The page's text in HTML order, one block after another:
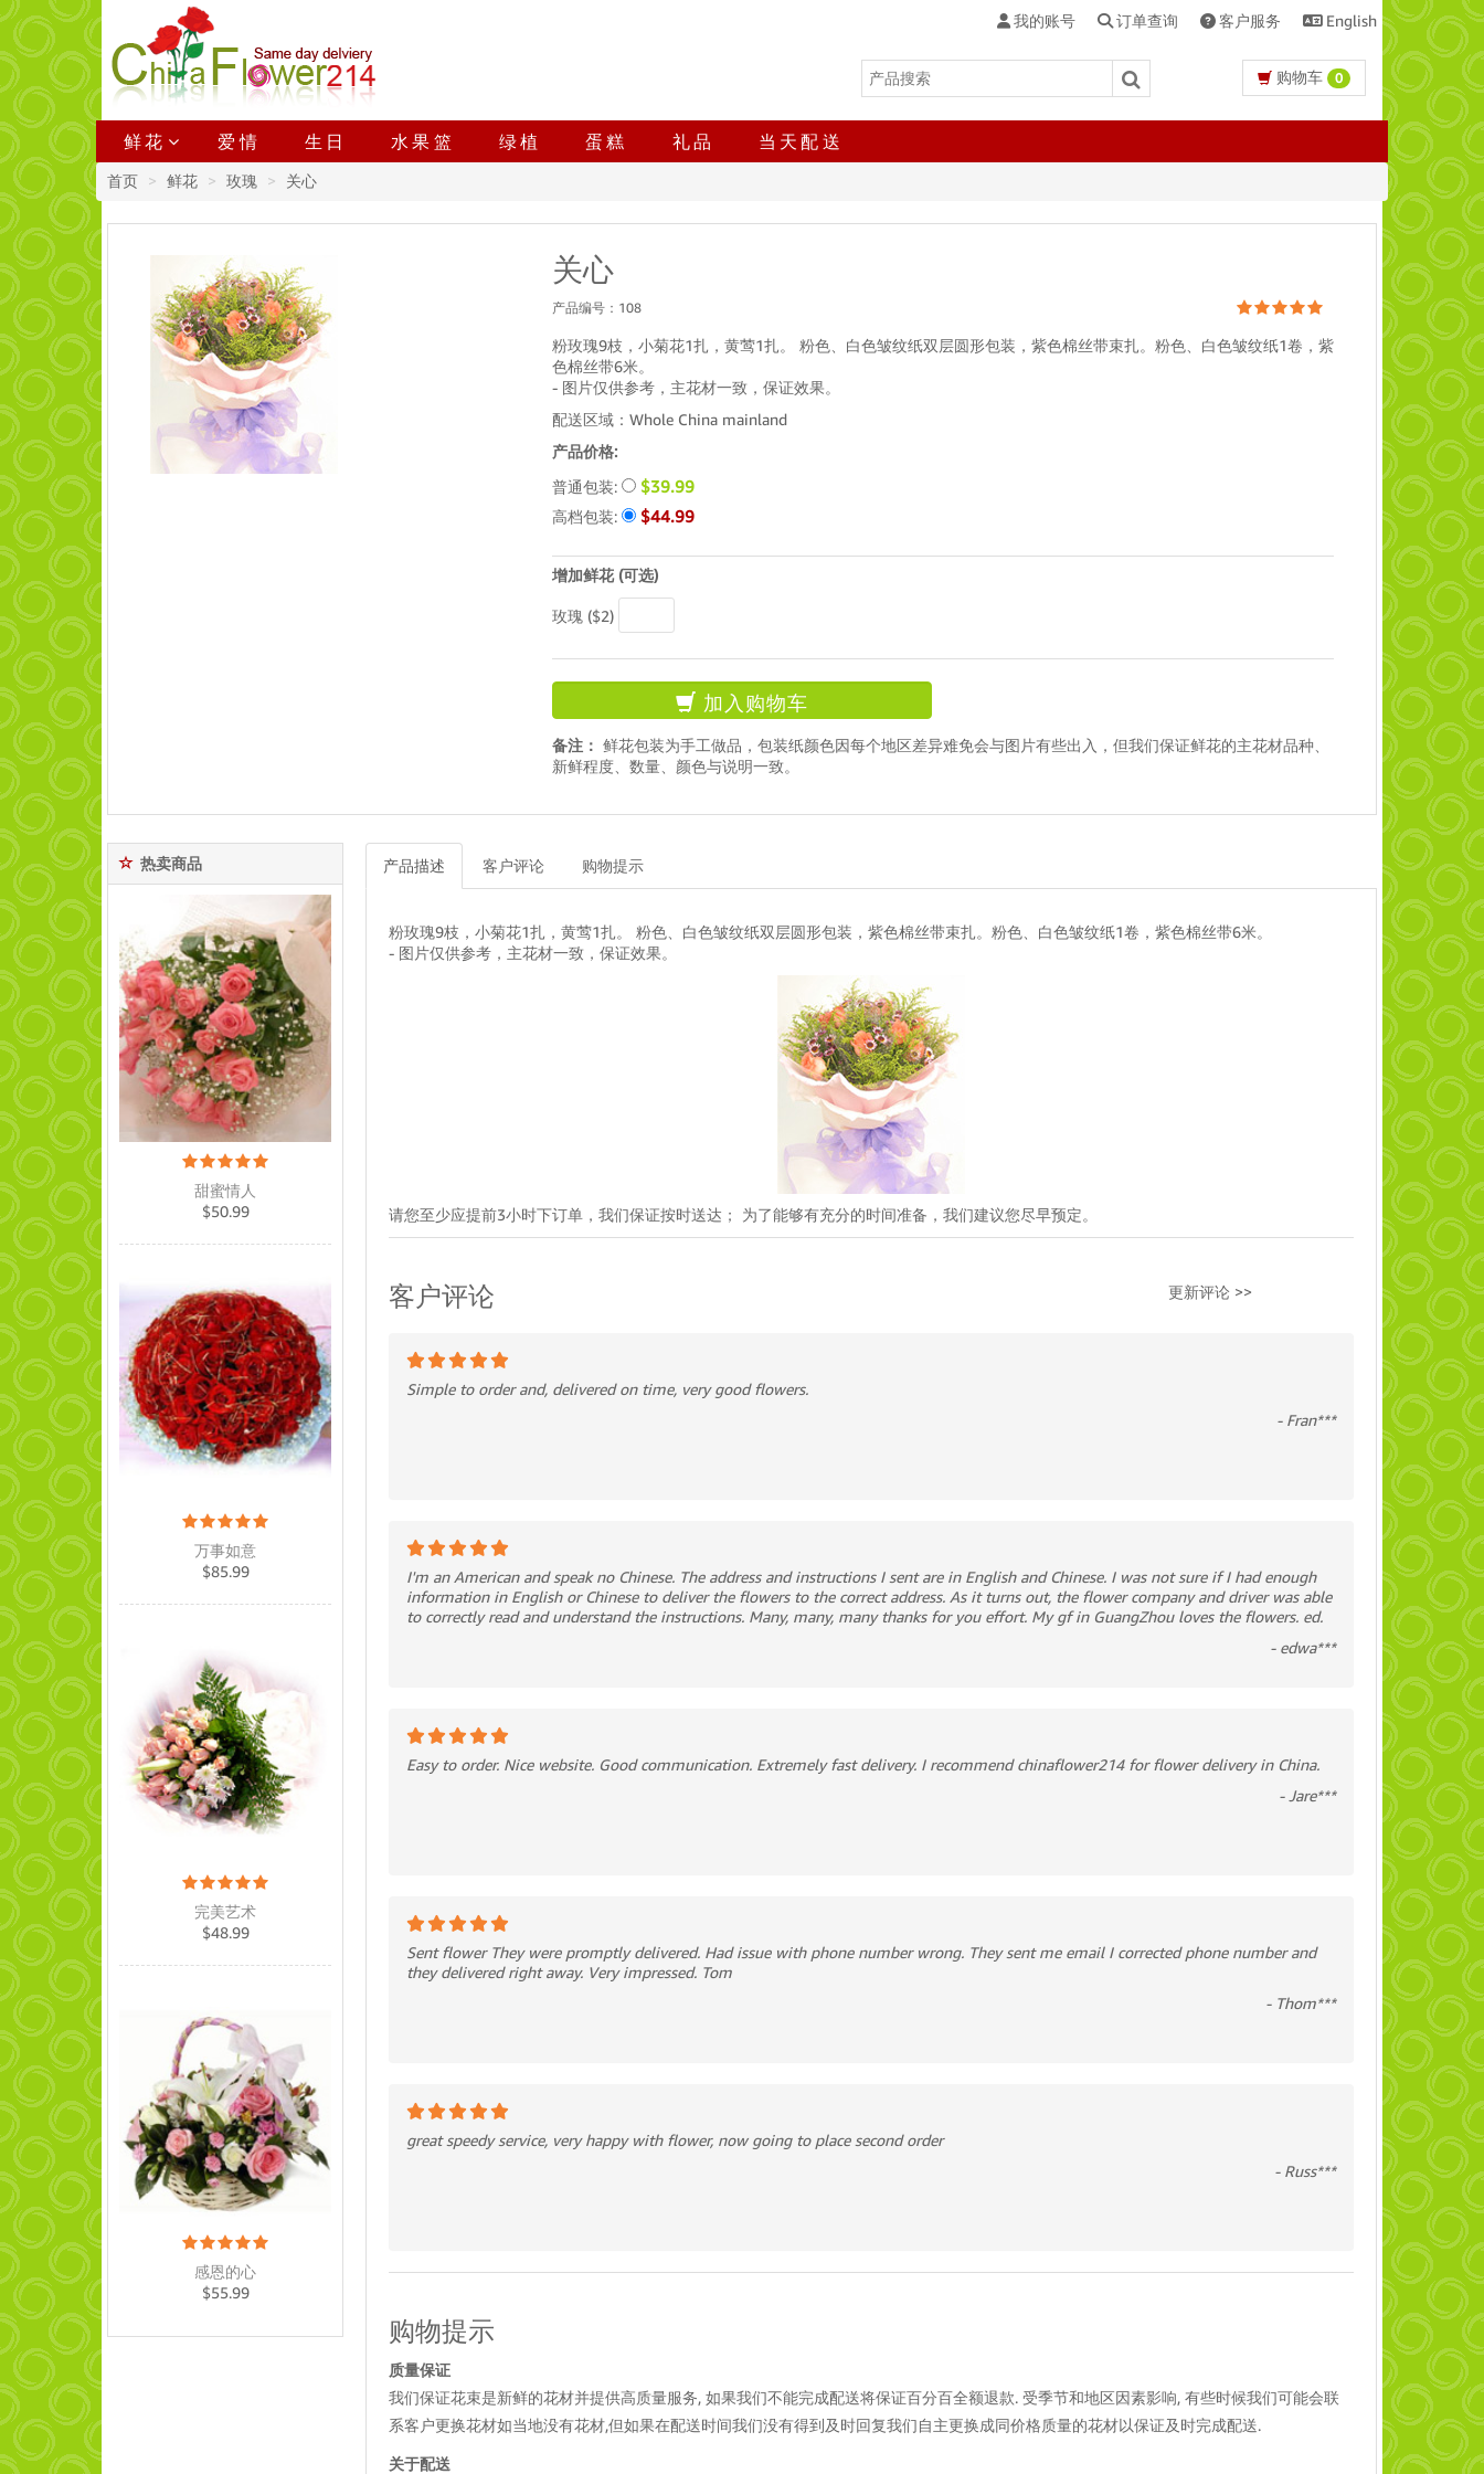
我的账号 订单查询 客户服务 English
购物车 0
鲜花 爱情 生日 水果篮 绿植 蛋糕 礼品 当天配送
首页 鲜花 玫瑰 关心
关心
产品编号： 108
粉玫瑰9枝，小菊花1扎，黄莺1扎。 粉色、白色皱纹纸双层圆形包装，紫色棉丝带束扎。粉色、白色皱纹纸1卷，紫
色棉丝带6米。
- 图片仅供参考，主花材一致，保证效果。
配送区域：Whole China mainland
产品价格:
普通包装:
$39.99
高档包装: $44.99
增加鲜花 (可选)
玫瑰 ($2)
加入购物车
备注： 鲜花包装为手工做品，包装纸颜色因每个地区差异难免会与图片有些出入，但我们保证鲜花的主花材品种、
新鲜程度、数量、颜色与说明一致。
产品描述 客户评论 购物提示
粉玫瑰9枝，小菊花1扎，黄莺1扎。 粉色、白色皱纹纸双层圆形包装，紫色棉丝带束扎。粉色、白色皱纹纸1卷，紫色棉丝带6米。
- 图片仅供参考，主花材一致，保证效果。
请您至少应提前3小时下订单，我们保证按时送达； 为了能够有充分的时间准备，我们建议您尽早预定。
客户评论 更新评论 >>
Simple to order and, delivered on time, very good flowers.
- Fran***
I'm an American and speak no Chinese. The address and instructions I sent are in English and Chinese. I was not sure if I had enough
information in English or Chinese to deliver the flowers to the correct address. As it turns out, the flower company and driver was able
to correctly read and understand the instructions. Many, many, many thanks for you effort. My gf in GuangZhou loves the flowers. ed.
- edwa***
Easy to order. Nice website. Good communication. Extremely fast delivery. I recommend chinaflower214 for flower delivery in China.
- Jare***
Sent flower They were promptly delivered. Had issue with phone number wrong. They sent me email I corrected phone number and
they delivered right away. Very impressed. Tom
- Thom***
great speedy service, very happy with flower, now going to place second order
- Russ***
购物提示
质量保证
我们保证花束是新鲜的花材并提供高质量服务, 如果我们不能完成配送将保证百分百全额退款. 受季节和地区因素影响, 有些时候我们可能会联
系客户更换花材如当地没有花材,但如果在配送时间我们没有得到及时回复我们自主更换成同价格质量的花材以保证及时完成配送.
关于配送
热卖商品
甜蜜情人
$50.99
万事如意
$85.99
完美艺术
$48.99
感恩的心
$55.99